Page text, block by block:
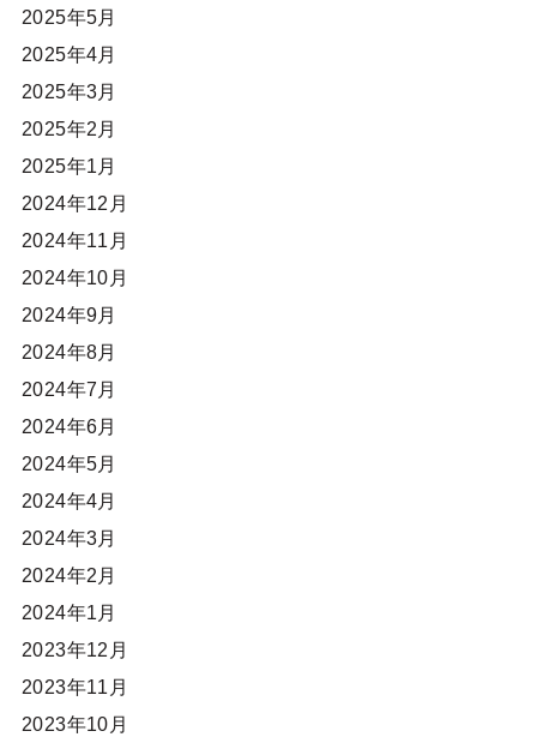
2025年5月
2025年4月
2025年3月
2025年2月
2025年1月
2024年12月
2024年11月
2024年10月
2024年9月
2024年8月
2024年7月
2024年6月
2024年5月
2024年4月
2024年3月
2024年2月
2024年1月
2023年12月
2023年11月
2023年10月